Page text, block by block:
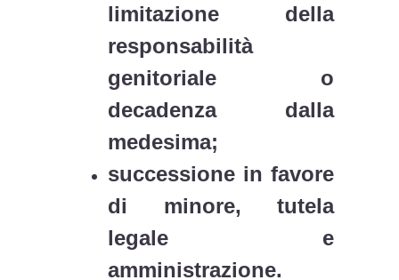
limitazione della
responsabilità
genitoriale o
decadenza dalla
medesima;
successione in favore
di minore, tutela
legale e
amministrazione.